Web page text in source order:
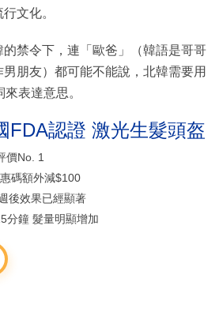
文化。
禁令下，連「歐爸」（韓語是哥哥
朋友）都可能不能說，北韓需要用
表達意思。
FDA認證 激光生髮頭盔
價No. 1
碼額外減$100
後效果已經顯著
分鐘 髮量明顯增加